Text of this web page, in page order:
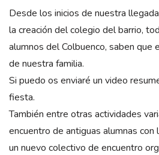
Desde los inicios de nuestra
la creación del colegio del barrio,
alumnos del Colbuenco, saben que
de nuestra familia.
Si puedo os enviaré un video
fiesta.
También entre otras actividades
encuentro de antiguas alumnas con
un nuevo colectivo de encuentro